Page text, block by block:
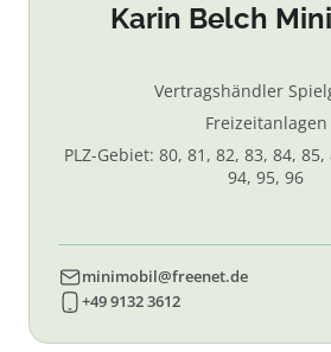
Karin Belch
Vertragshändler
Freizeitanlagen
PLZ-Gebiet: 80, 81, 82, 83, 84,
94, 95, 96
minimobil@freenet.de
+49 9132 3612